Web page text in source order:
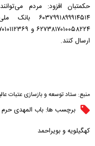
حکمتبان افزود: مردم
ارسال کنند.
منبع: ستاد توسعه و بازسازی عتبات
برچسب ها: باب المهدی
کهگیلویه و بویراحمد